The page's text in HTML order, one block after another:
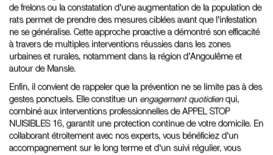
de frelons ou la constatation d'une augmentation de la population de
rats permet de prendre des mesures ciblées avant que l'infestation
ne se généralise. Cette approche proactive a démontré son efficacité
à travers de multiples interventions réussies dans les zones
urbaines et rurales, notamment dans la région d'Angoulême et
autour de Mansle.
Enfin, il convient de rappeler que la prévention ne se limite pas à des
gestes ponctuels. Elle constitue un engagement quotidienqui,
combiné aux interventions professionnelles de APPEL STOP
NUISIBLES 16, garantit une protection continue de votre domicile. En
collaborant étroitement avec nos experts, vous bénéficiez d'un
accompagnement sur le long terme et d'un suivi régulier, vous